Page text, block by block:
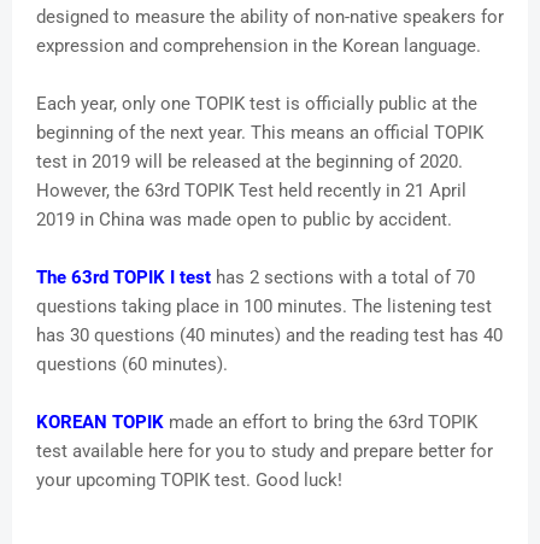
designed to measure the ability of non-native speakers for
expression and comprehension in the Korean language.
Each year, only one TOPIK test is officially public at the
beginning of the next year. This means an official TOPIK
test in 2019 will be released at the beginning of 2020.
However, the 63rd TOPIK Test held recently in 21 April
2019 in China was made open to public by accident.
The 63rd TOPIK I test has 2 sections with a total of 70
questions taking place in 100 minutes. The listening test
has 30 questions (40 minutes) and the reading test has 40
questions (60 minutes).
KOREAN TOPIK made an effort to bring the 63rd TOPIK
test available here for you to study and prepare better for
your upcoming TOPIK test. Good luck!